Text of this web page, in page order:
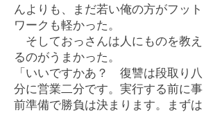
んよりも、まだ若い俺の方がフット
ワークも軽かった。
そしておっさんは人にものを教え
るのがうまかった。
「いいですかあ？ 復讐は段取り八
分に営業二分です。実行する前に事
前準備で勝負は決まります。まずは